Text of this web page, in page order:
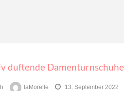
duftende Damenturnschuhe
laMorelle 13. September 2022